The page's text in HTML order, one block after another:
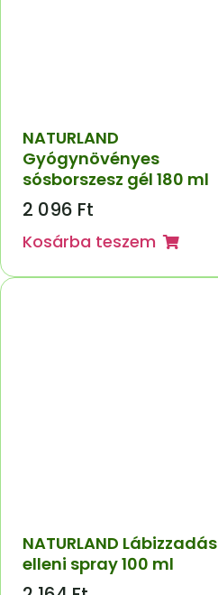
NATURLAND
Gyógynövényes
sósborszesz gél 180 ml
2 096 Ft
Kosárba teszem
NATURLAND Lábizzadás
elleni spray 100 ml